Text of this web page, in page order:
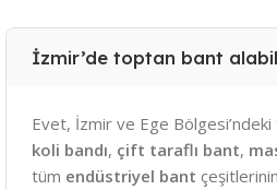
İzmir’de toptan bant
Evet, İzmir ve Ege
koli bandı, çift taraflı bant,
tüm endüstriyel bant çeşitlerinin